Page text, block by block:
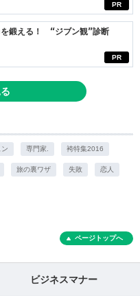
PR
PR
を鍛える！ “ジブン観”診断
ン 専門家. 袴特集2016
旅の裏ワザ 失敗 恋人
ページトップへ
ビジネスマナー